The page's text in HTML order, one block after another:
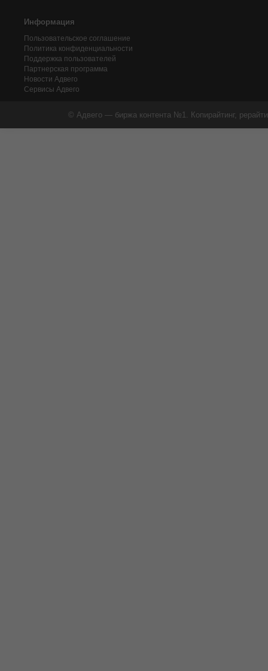
Информация
Пользовательское соглашение
Политика конфиденциальности
Поддержка пользователей
Партнерская программа
Новости Адвего
Сервисы Адвего
© Адвего — биржа контента №1. Копирайтинг,